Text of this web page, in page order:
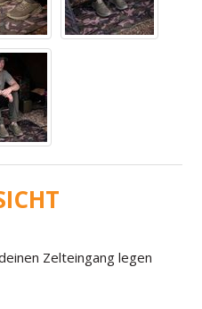
Zelteingang legen